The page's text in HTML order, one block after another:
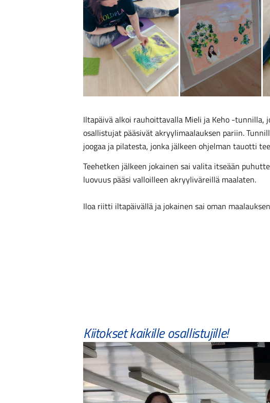
Iltapäivä alkoi rauhoittavalla Mieli ja Keho -tunnilla,
osallistujat pääsivät akryylimaalauksen pariin.
joogaa ja pilatesta, jonka jälkeen ohjelman tauotti
Teehetken jälkeen jokainen sai valita itseään
luovuus pääsi valloilleen akryyliväreillä maalaten.
Iloa riitti iltapäivällä ja jokainen sai oman
Kiitokset kaikille osallistujille!